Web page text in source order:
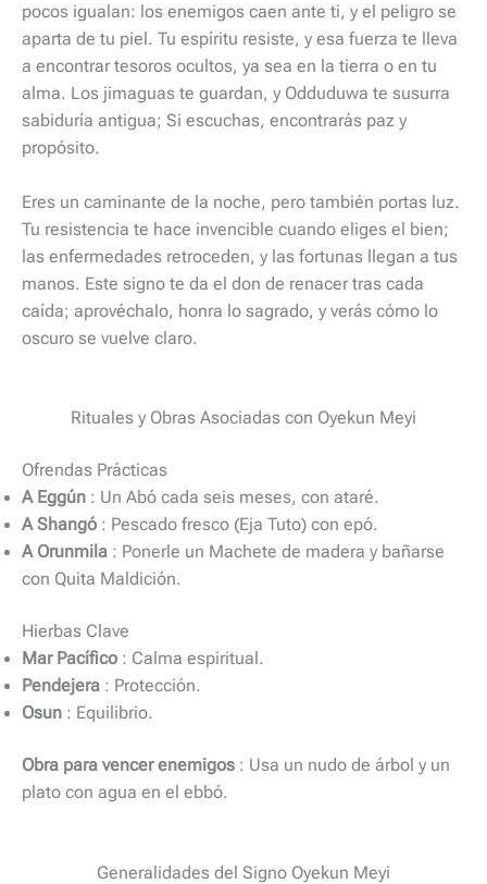
pocos igualan: los enemigos caen ante ti, y el peligro se
aparta de tu piel. Tu espíritu resiste, y esa fuerza te lleva
a encontrar tesoros ocultos, ya sea en la tierra o en tu
alma. Los jimaguas te guardan, y Odduduwa te susurra
sabiduría antigua; Si escuchas, encontrarás paz y
propósito.
Eres un caminante de la noche, pero también portas luz.
Tu resistencia te hace invencible cuando eliges el bien;
las enfermedades retroceden, y las fortunas llegan a tus
manos. Este signo te da el don de renacer tras cada
caída; aprovéchalo, honra lo sagrado, y verás cómo lo
oscuro se vuelve claro.
Rituales y Obras Asociadas con Oyekun Meyi
Ofrendas Prácticas
A Eggún : Un Abó cada seis meses, con ataré.
A Shangó : Pescado fresco (Eja Tuto) con epó.
A Orunmila : Ponerle un Machete de madera y bañarse
con Quita Maldición.
Hierbas Clave
Mar Pacífico : Calma espiritual.
Pendejera : Protección.
Osun : Equilibrio.
Obra para vencer enemigos : Usa un nudo de árbol y un
plato con agua en el ebbó.
Generalidades del Signo Oyekun Meyi